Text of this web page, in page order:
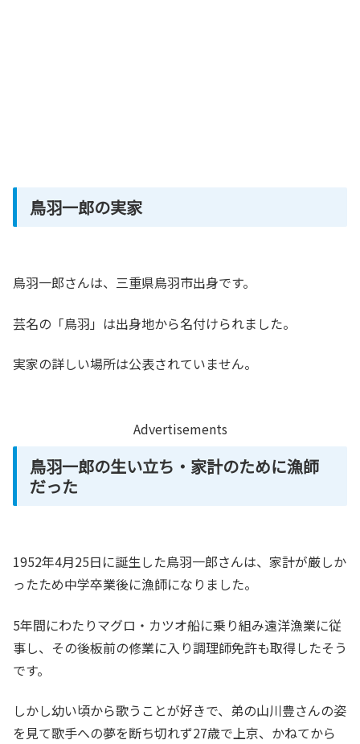
鳥羽一郎の実家
鳥羽一郎さんは、三重県鳥羽市出身です。
芸名の「鳥羽」は出身地から名付けられました。
実家の詳しい場所は公表されていません。
Advertisements
鳥羽一郎の生い立ち・家計のために漁師
だった
1952年4月25日に誕生した鳥羽一郎さんは、家計が厳しか
ったため中学卒業後に漁師になりました。
5年間にわたりマグロ・カツオ船に乗り組み遠洋漁業に従
事し、その後板前の修業に入り調理師免許も取得したそう
です。
しかし幼い頃から歌うことが好きで、弟の山川豊さんの姿
を見て歌手への夢を断ち切れず27歳で上京、かねてから